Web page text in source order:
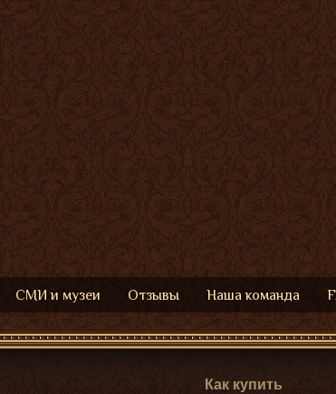
СМИ и музеи Отзывы Наша команда
Как купить